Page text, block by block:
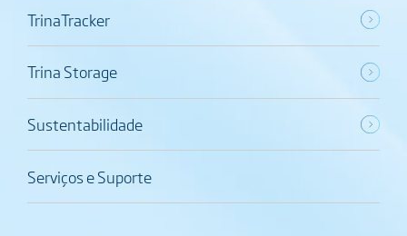
TrinaTracker
Trina Storage
Sustentabilidade
Serviços e Suporte